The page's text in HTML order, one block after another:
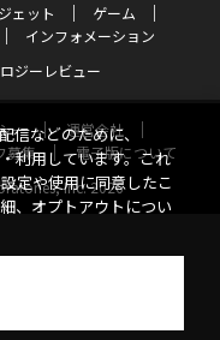
ェット
ゲーム
インフォメーション
ジーレビュー
ー
運営会社
募集
電子版について
Inc. 2026
信などのために、
利用しています。これ
定や使用に同意したこ
、オプトアウトについ